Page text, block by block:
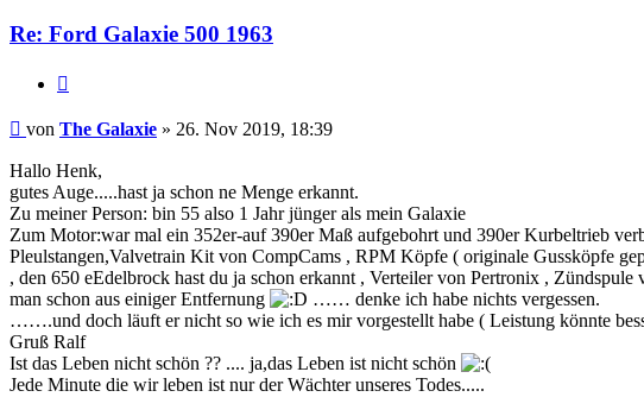
Re: Ford Galaxie 500 1963
Beitrag
von The Galaxie » 26. Nov 2019, 18:39
Hallo Henk,
gutes Auge.....hast ja schon ne Menge erkannt.
Zu meiner Person: bin 55 also 1 Jahr jünger als mein Galaxie
Zum Motor:war mal ein 352er-auf 390er Maß aufgebohrt und 390er Kurbeltrieb
Pleulstangen,Valvetrain Kit von CompCams , RPM Köpfe ( originale Gussköpfe
, den 650 eEdelbrock hast du ja schon erkannt , Verteiler von Pertronix ,
man schon aus einiger Entfernung
…… denke ich habe nichts vergessen.
…….und doch läuft er nicht so wie ich es mir vorgestellt habe ( Leistung könnte
Gruß Ralf
Ist das Leben nicht schön ?? .... ja,das Leben ist nicht schön
Jede Minute die wir leben ist nur der Wächter unseres Todes.....